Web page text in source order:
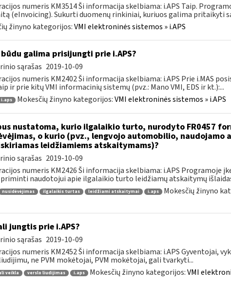
numeris KM3514 Ši informacija skelbiama: i.APS Taip.
(eInvoicing). Sukurti duomenų rinkiniai, kuriuos galima pritaikyti
žinyno kategorijos:VMI elektroninės sistemos » i.APS
galima prisijungti prie i.APS?
sąrašas 2019-10-09
numeris KM2402 Ši informacija skelbiama: i.APS Prie i.MAS
ir prie kitų VMI informacinių sistemų (pvz.: Mano VMI, EDS ir kt.):...
i.aps Mokesčių žinyno kategorijos:VMI elektroninės sistemos » i.APS
nustatoma, kurio ilgalaikio turto, nurodyto FR0457
o kurio (pvz., lengvojo automobilio, naudojamo
leidžiamiems atskaitymams)?
sąrašas 2019-10-09
numeris KM2426 Ši informacija skelbiama: i.APS Programoje
naudotojui apie ilgalaikio turto leidžiamų atskaitymų
nusidėvėjimas ilgalaikis turtas leidžiami atskaitymai i.aps Mokesčių žinyno
jungtis prie i.APS?
sąrašas 2019-10-09
numeris KM2452 Ši informacija skelbiama: i.APS Gyventojai,
ne PVM mokėtojai, PVM mokėtojai, gali tvarkyti...
veikla verslo liudijimas i.aps Mokesčių žinyno kategorijos:VMI